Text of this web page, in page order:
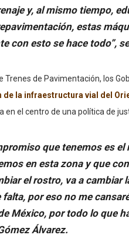
y, al mismo tiempo,
estas
con esto se hace todo”,
Trenes de Pavimentación, los
de la infraestructura vial del
en el centro de una política de
que tenemos es
en esta zona y que
el rostro, va a
falta, por eso no me
México, por todo lo que
Álvarez.